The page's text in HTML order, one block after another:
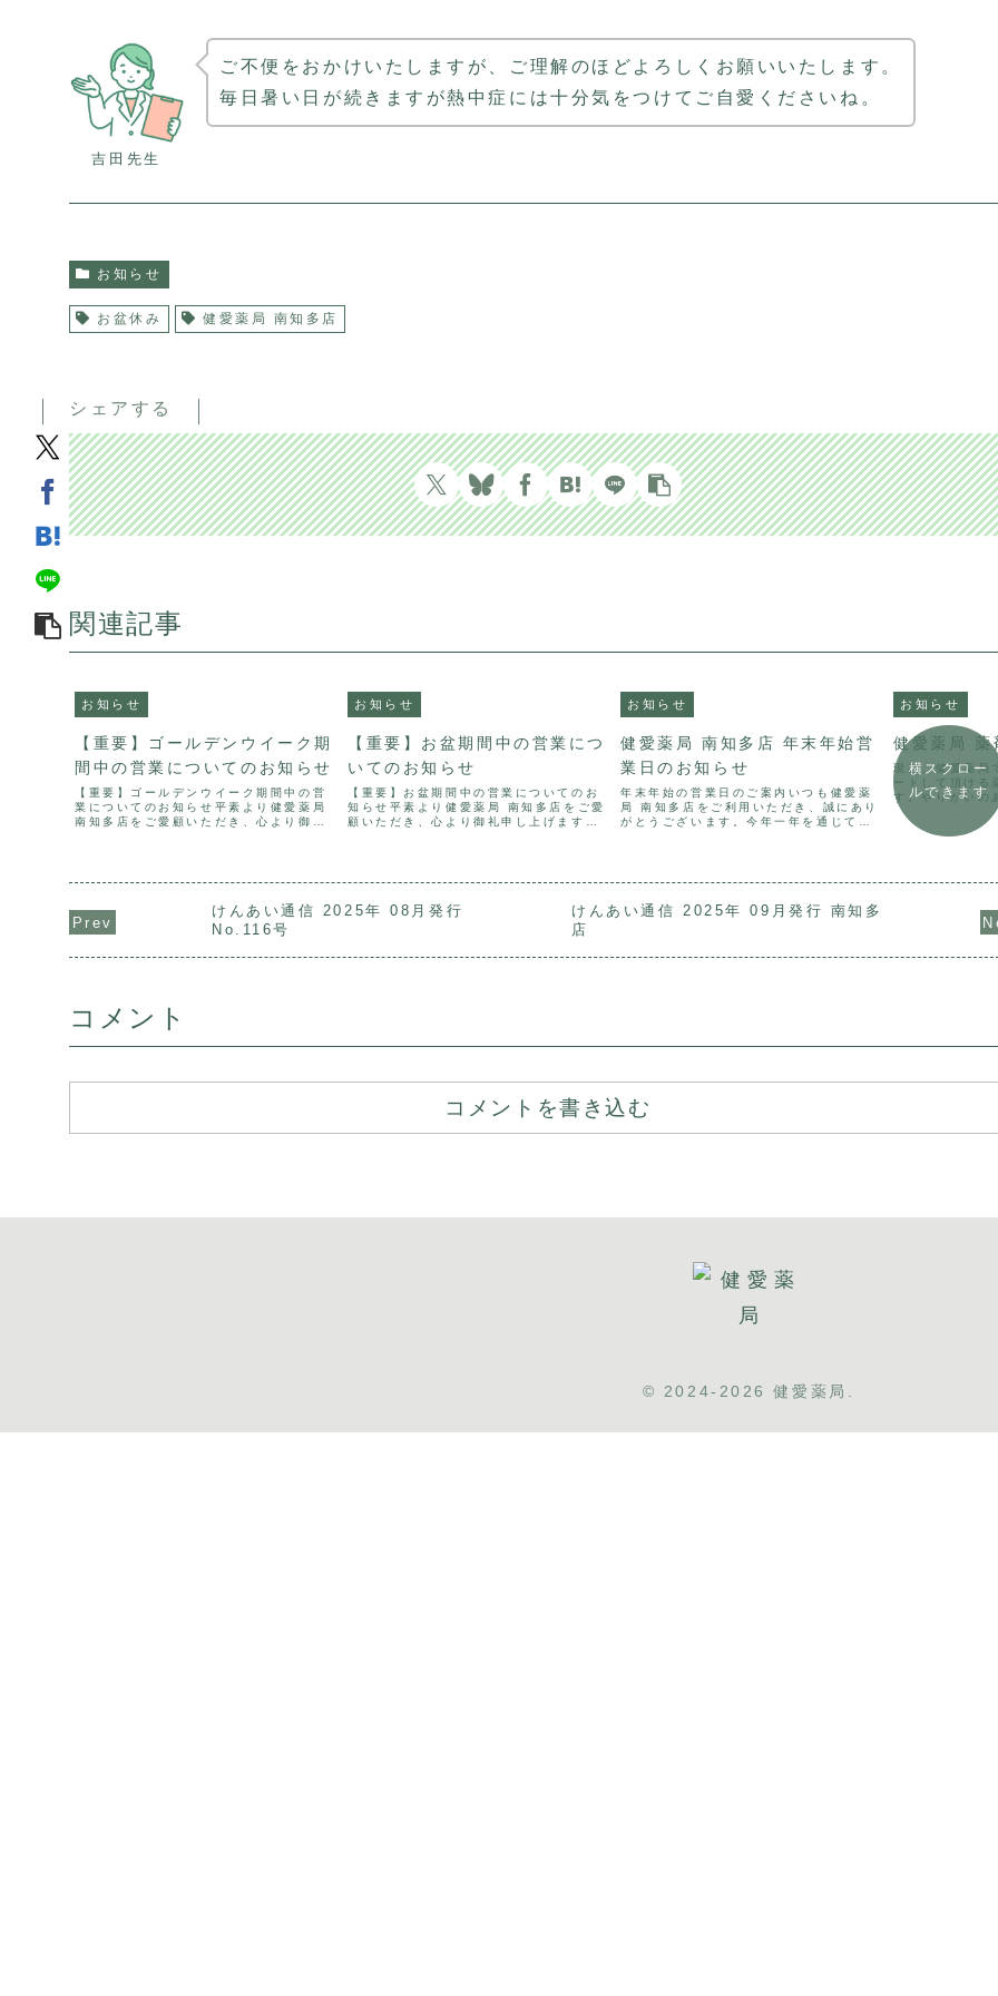
吉田先生
ご不便をおかけいたしますが、ご理解のほどよろしくお願いいたします。
毎日暑い日が続きますが熱中症には十分気をつけてご自愛くださいね。
お知らせ
お盆休み 健愛薬局 南知多店
シェアする
関連記事
お知らせ
【重要】ゴールデンウイーク期
間中の営業についてのお知らせ
【重要】ゴールデンウイーク期間中の営
業についてのお知らせ平素より健愛薬局
南知多店をご愛顧いただき、心より御礼
お知らせ
【重要】お盆期間中の営業につ
いてのお知らせ
【重要】お盆期間中の営業についてのお
知らせ平素より健愛薬局 南知多店をご愛
顧いただき、心より御礼申し上げます。
お知らせ
健愛薬局 南知多店 年末年始営
業日のお知らせ
年末年始の営業日のご案内いつも健愛薬
局 南知多店をご利用いただき、誠にあり
がとうございます。今年一年を通じて、
お知らせ
健
現在、健愛薬局
ートして頂ける
す。やりがいの
薬局で、あなた
みませんか？最
ありがとうござ
横スクロー
ルできます
けんあい通信 2025年 08月発行
No.116号
けんあい通信 2025年 09月発行 南知多
店
コメント
コメントを書き込む
© 2024-2026 健愛薬局.